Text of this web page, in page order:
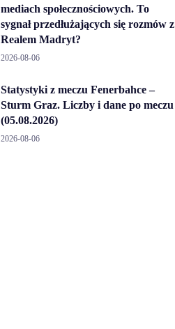
mediach społecznościowych. To
sygnał przedłużających się rozmów z
Realem Madryt?
2026-08-06
Statystyki z meczu Fenerbahce –
Sturm Graz. Liczby i dane po meczu
(05.08.2026)
2026-08-06